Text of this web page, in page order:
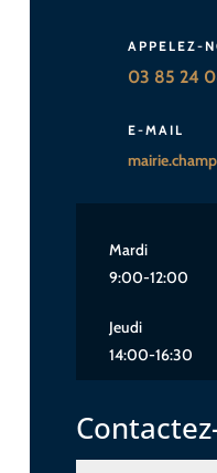
APPELEZ-
03 85 24
E-MAIL
Mardi
9:00-12:00
Jeudi
14:00-16:30